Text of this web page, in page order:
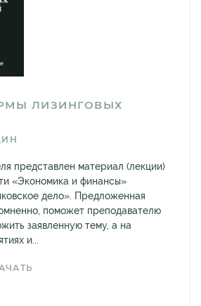
ЛИЗИНГОВЫХ
представлен материал (лекции)
«Экономика и финансы»
дело». Предложенная
поможет преподавателю
заявленную тему, а на
и...